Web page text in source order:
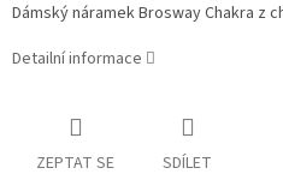
Dámský náramek Brosway Chakra z
Detailní informace
ZEPTAT SE SDÍLET